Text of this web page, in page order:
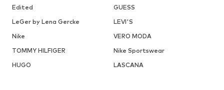
Edited
GUESS
LeGer by Lena Gercke
LEVI'S
Nike
VERO MODA
TOMMY HILFIGER
Nike Sportswear
HUGO
LASCANA